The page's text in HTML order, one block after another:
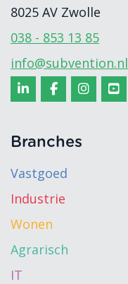
8025 AV Zwolle
038 - 853 13 85
info@subvention.nl
Branches
Vastgoed
Industrie
Wonen
Agrarisch
IT